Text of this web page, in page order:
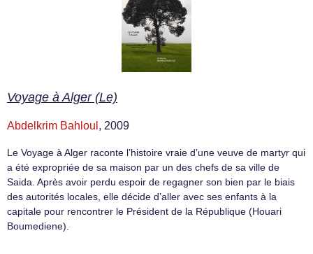
Voyage à Alger (Le)
Abdelkrim Bahloul , 2009
Le Voyage à Alger raconte l’histoire vraie d’une veuve de martyr qui
a été expropriée de sa maison par un des chefs de sa ville de
Saida. Après avoir perdu espoir de regagner son bien par le biais
des autorités locales, elle décide d’aller avec ses enfants à la
capitale pour rencontrer le Président de la République (Houari
Boumediene).